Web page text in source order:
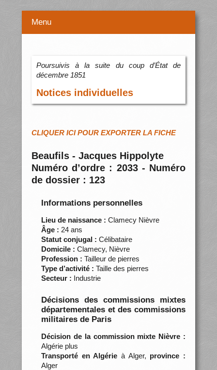
Menu
Poursuivis à la suite du coup d’État de
décembre 1851
Notices individuelles
CLIQUER ICI POUR EXPORTER LA FICHE
Beaufils - Jacques Hippolyte
Numéro d’ordre : 2033 - Numéro
de dossier : 123
Informations personnelles
Lieu de naissance : Clamecy Nièvre
Âge : 24 ans
Statut conjugal : Célibataire
Domicile : Clamecy, Nièvre
Profession : Tailleur de pierres
Type d’activité : Taille des pierres
Secteur : Industrie
Décisions des commissions mixtes
départementales et des commissions
militaires de Paris
Décision de la commission mixte Nièvre :
Algérie plus
Transporté en Algérie à Alger, province :
Alger